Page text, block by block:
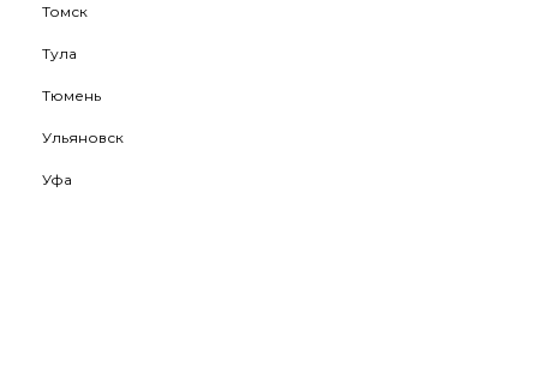
Томск
Тула
Тюмень
Ульяновск
Уфа